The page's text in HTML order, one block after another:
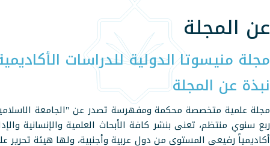
عن المجلة
مجلة منيسوتا الدولية للدراسات
نبذة عن المجلة
مجلة علمية متخصصة محكمة ومفهرسة تصدر عن "الجامعة